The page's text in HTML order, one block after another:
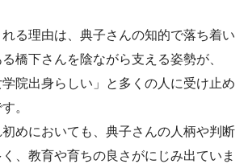
る理由は、典子さんの知的で落ち着い
橋下さんを陰ながら支える姿勢が、
学院出身らしい」と多くの人に受け止め
。
めにおいても、典子さんの人柄や判断
、教育や育ちの良さがにじみ出ていま